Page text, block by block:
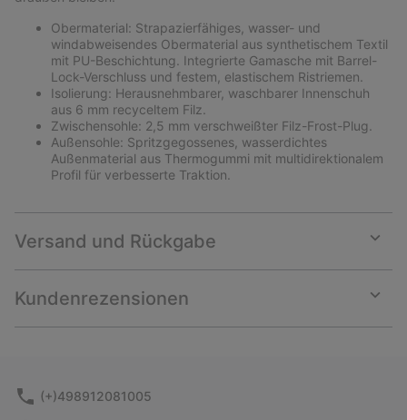
Obermaterial: Strapazierfähiges, wasser- und
windabweisendes Obermaterial aus synthetischem Textil
mit PU-Beschichtung. Integrierte Gamasche mit Barrel-
Lock-Verschluss und festem, elastischem Ristriemen.
Isolierung: Herausnehmbarer, waschbarer Innenschuh
aus 6 mm recyceltem Filz.
Zwischensohle: 2,5 mm verschweißter Filz-Frost-Plug.
Außensohle: Spritzgegossenes, wasserdichtes
Außenmaterial aus Thermogummi mit multidirektionalem
Profil für verbesserte Traktion.
Versand und Rückgabe
or
Kundenrezensionen
or
(+)498912081005